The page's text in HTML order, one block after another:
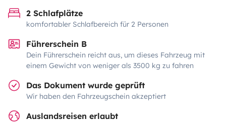
2 Schlafplätze
komfortabler Schlafbereich für 2 Personen
Führerschein B
Dein Führerschein reicht aus, um dieses Fahrzeug mit
einem Gewicht von weniger als 3500 kg zu fahren
Das Dokument wurde geprüft
Wir haben den Fahrzeugschein akzeptiert
Auslandsreisen erlaubt